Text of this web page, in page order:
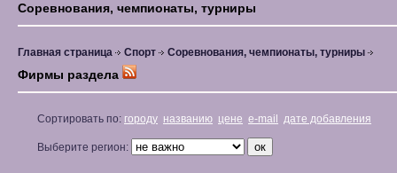
Соревнования, чемпионаты, турниры
Главная страница Спорт Соревнования, чемпионаты, турниры
Фирмы раздела
Сортировать по: городу названию цене e-mail дате добавления
Выберите регион: